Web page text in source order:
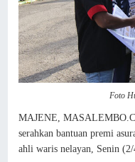
Foto
MAJENE,
serahkan bantuan premi
ahli waris nelayan, Senin (2/